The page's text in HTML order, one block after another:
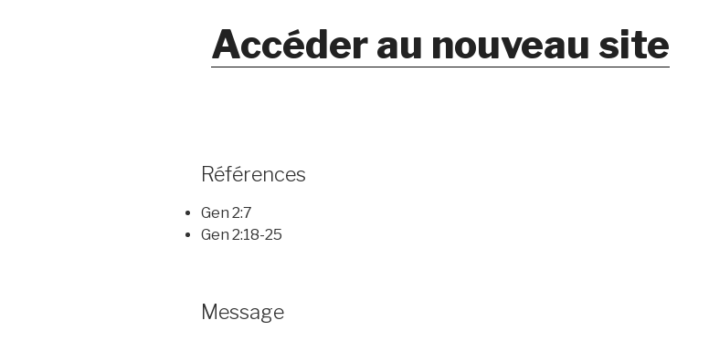
Accéder au nouveau site
Références
Gen 2:7
Gen 2:18-25
Message